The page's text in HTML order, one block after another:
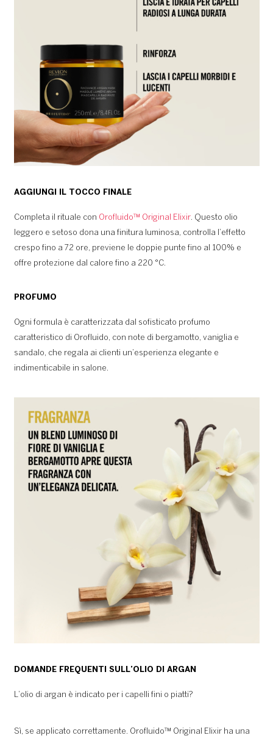
AGGIUNGI IL TOCCO FINALE
Completa il rituale con Orofluido™ Original Elixir. Questo olio
leggero e setoso dona una finitura luminosa, controlla l’effetto
crespo fino a 72 ore, previene le doppie punte fino al 100% e
offre protezione dal calore fino a 220 °C.
PROFUMO
Ogni formula è caratterizzata dal sofisticato profumo
caratteristico di Orofluido, con note di bergamotto, vaniglia e
sandalo, che regala ai clienti un’esperienza elegante e
indimenticabile in salone.
DOMANDE FREQUENTI SULL’OLIO DI ARGAN
L’olio di argan è indicato per i capelli fini o piatti?
Sì, se applicato correttamente. Orofluido™ Original Elixir ha una